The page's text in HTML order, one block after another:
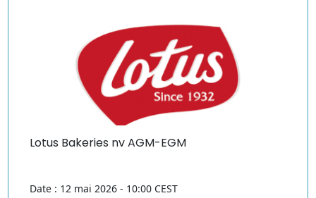
Lotus Bakeries nv AGM-EGM
Date : 12 mai 2026 - 10:00 CEST